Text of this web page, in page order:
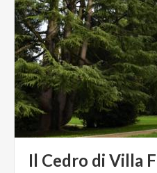
Il Cedro di Villa